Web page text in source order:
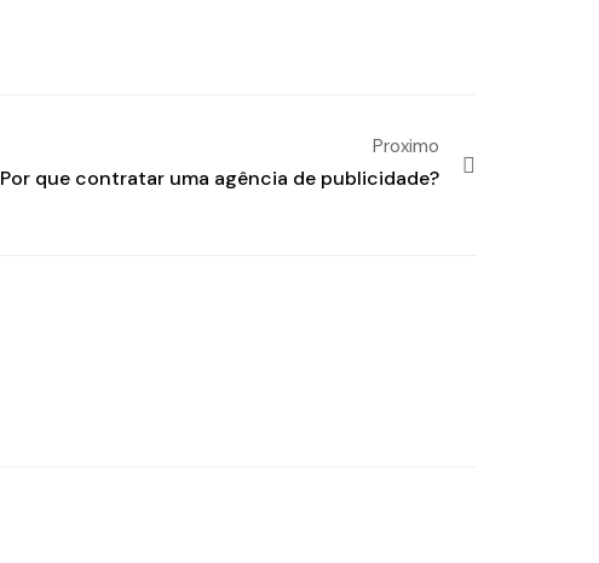
Proximo
Por que contratar uma agência de publicidade?